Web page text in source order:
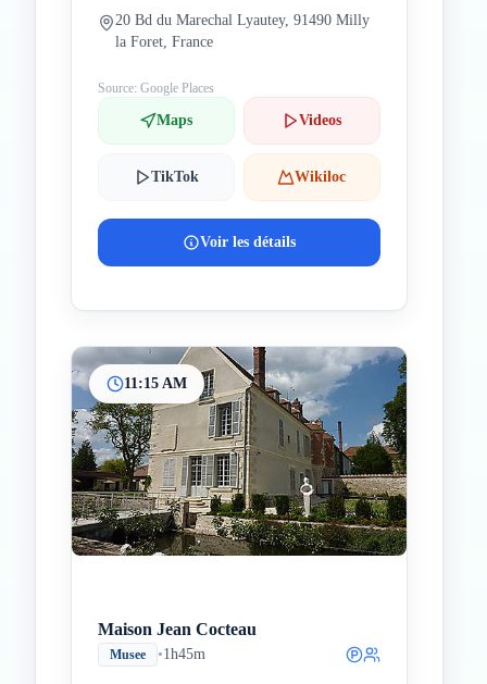
20 Bd du Marechal Lyautey, 91490 Milly
la Foret, France
Source: Google Places
Maps Videos
TikTok Wikiloc
Voir les détails
11:15 AM
Maison Jean Cocteau
Musee •1h45m